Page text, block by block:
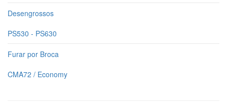
Desengrossos
PS530 - PS630
Furar por Broca
CMA72 / Economy